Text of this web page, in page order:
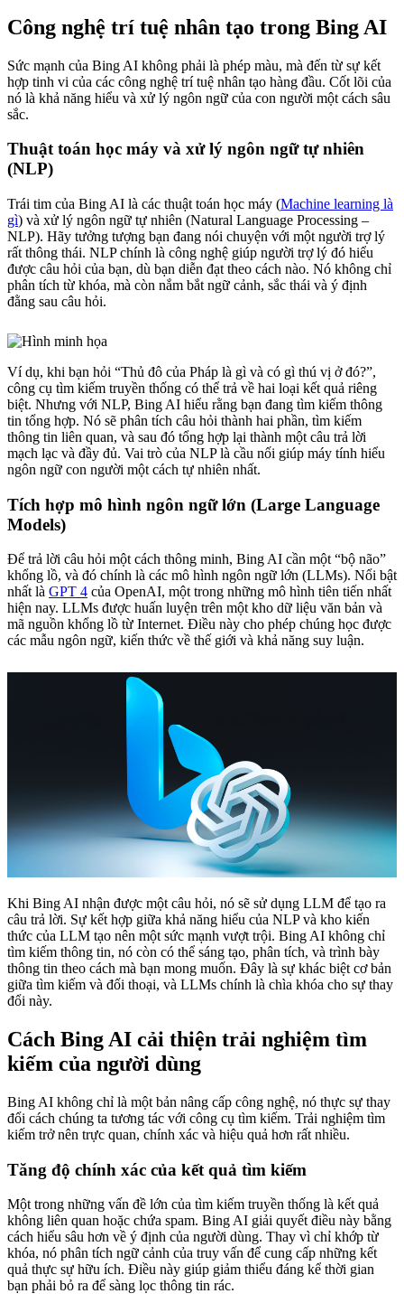
Công nghệ trí tuệ nhân tạo trong Bing AI
Sức mạnh của Bing AI không phải là phép màu, mà đến từ sự kết
hợp tinh vi của các công nghệ trí tuệ nhân tạo hàng đầu. Cốt lõi của
nó là khả năng hiểu và xử lý ngôn ngữ của con người một cách sâu
sắc.
Thuật toán học máy và xử lý ngôn ngữ tự nhiên
(NLP)
Trái tim của Bing AI là các thuật toán học máy (Machine learning là
gì) và xử lý ngôn ngữ tự nhiên (Natural Language Processing –
NLP). Hãy tưởng tượng bạn đang nói chuyện với một người trợ lý
rất thông thái. NLP chính là công nghệ giúp người trợ lý đó hiểu
được câu hỏi của bạn, dù bạn diễn đạt theo cách nào. Nó không chỉ
phân tích từ khóa, mà còn nắm bắt ngữ cảnh, sắc thái và ý định
đằng sau câu hỏi.
Ví dụ, khi bạn hỏi “Thủ đô của Pháp là gì và có gì thú vị ở đó?”,
công cụ tìm kiếm truyền thống có thể trả về hai loại kết quả riêng
biệt. Nhưng với NLP, Bing AI hiểu rằng bạn đang tìm kiếm thông
tin tổng hợp. Nó sẽ phân tích câu hỏi thành hai phần, tìm kiếm
thông tin liên quan, và sau đó tổng hợp lại thành một câu trả lời
mạch lạc và đầy đủ. Vai trò của NLP là cầu nối giúp máy tính hiểu
ngôn ngữ con người một cách tự nhiên nhất.
Tích hợp mô hình ngôn ngữ lớn (Large Language
Models)
Để trả lời câu hỏi một cách thông minh, Bing AI cần một “bộ não”
khổng lồ, và đó chính là các mô hình ngôn ngữ lớn (LLMs). Nổi bật
nhất là GPT 4 của OpenAI, một trong những mô hình tiên tiến nhất
hiện nay. LLMs được huấn luyện trên một kho dữ liệu văn bản và
mã nguồn khổng lồ từ Internet. Điều này cho phép chúng học được
các mẫu ngôn ngữ, kiến thức về thế giới và khả năng suy luận.
Khi Bing AI nhận được một câu hỏi, nó sẽ sử dụng LLM để tạo ra
câu trả lời. Sự kết hợp giữa khả năng hiểu của NLP và kho kiến
thức của LLM tạo nên một sức mạnh vượt trội. Bing AI không chỉ
tìm kiếm thông tin, nó còn có thể sáng tạo, phân tích, và trình bày
thông tin theo cách mà bạn mong muốn. Đây là sự khác biệt cơ bản
giữa tìm kiếm và đối thoại, và LLMs chính là chìa khóa cho sự thay
đổi này.
Cách Bing AI cải thiện trải nghiệm tìm
kiếm của người dùng
Bing AI không chỉ là một bản nâng cấp công nghệ, nó thực sự thay
đổi cách chúng ta tương tác với công cụ tìm kiếm. Trải nghiệm tìm
kiếm trở nên trực quan, chính xác và hiệu quả hơn rất nhiều.
Tăng độ chính xác của kết quả tìm kiếm
Một trong những vấn đề lớn của tìm kiếm truyền thống là kết quả
không liên quan hoặc chứa spam. Bing AI giải quyết điều này bằng
cách hiểu sâu hơn về ý định của người dùng. Thay vì chỉ khớp từ
khóa, nó phân tích ngữ cảnh của truy vấn để cung cấp những kết
quả thực sự hữu ích. Điều này giúp giảm thiểu đáng kể thời gian
bạn phải bỏ ra để sàng lọc thông tin rác.